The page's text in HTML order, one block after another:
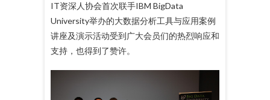
IT资深人协会首次联手IBM BigData
University举办的大数据分析工具与应用案例
讲座及演示活动受到广大会员们的热烈响应和
支持，也得到了赞许。